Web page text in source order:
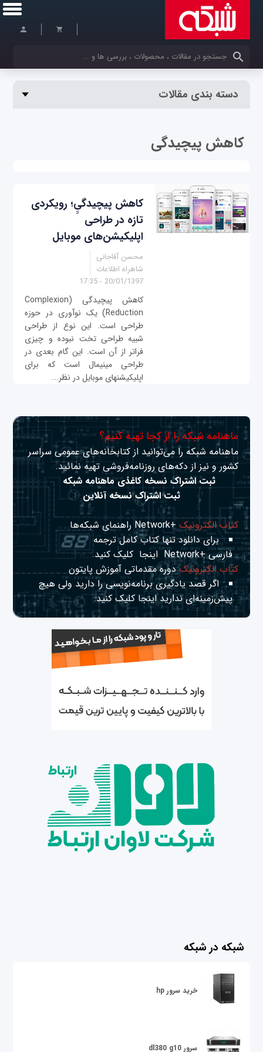
کلمات کلیدی خود را وارد کنید
دسته بندی مقالات
کاهش پیچیدگی
کاهش پیچیدگیِِ؛ رویکردی
تازه در طراحی
اپلیکیشن‌های موبایل
محسن آقاجانی
شاهراه اطلاعات
20/01/1397 - 17:35
کاهش پیچیدگی (Complexion
Reduction) یک نوآوری در حوزه
طراحی است. این نوع از طراحی
شبیه طراحی تخت نبوده و چیزی
فراتر از آن است. این گام بعدی در
طراحی مینیمال است که برای
اپلیکیشن‎های موبایل در نظر...
ماهنامه شبکه را از کجا تهیه کنیم؟
ماهنامه شبکه را می‌توانید از کتابخانه‌های عمومی سراسر
کشور و نیز از دکه‌های روزنامه‌فروشی تهیه نمائید.
ثبت اشتراک نسخه کاغذی ماهنامه شبکه
ثبت اشتراک نسخه آنلاین
کتاب الکترونیک+Network راهنمای شبکه‌ها
برای دانلود تنها کتاب کامل ترجمه
فارسی +Network
اینجا کلیک کنید.
کتاب الکترونیکدوره مقدماتی آموزش پایتون
اگر قصد یادگیری برنامه‌نویسی را دارید ولی هیچ
پیش‌زمینه‌ای نداریداینجا کلیک کنید.
شبکه در شبکه
خرید سرور hp
سرور dl380 g10